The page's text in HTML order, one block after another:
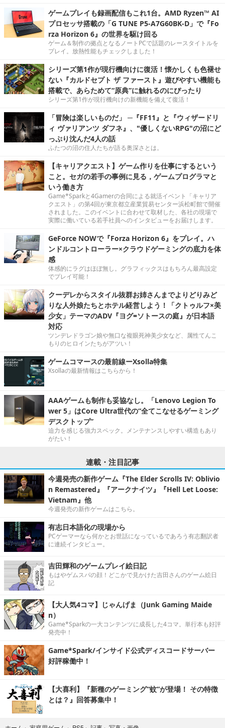
ゲームプレイも録画配信もこれ1台。AMD Ryzen™ AI
プロセッサ搭載の「G TUNE P5-A7G60BK-D」で『Fo
rza Horizon 6』の世界を駆け回る
ゲーム＆制作の拠点となるノートPCで話題のレースタイトルを
プレイ。放熱性能もチェックしました！
シリーズ第1作が現行機向けに復活！懐かしくも色褪せ
ない『カルドセプト ザ ファースト』遊びやすい機能も
搭載で、あらためて“原典”に触れるのにぴったり
シリーズ第1作が現行機向けの新機能を備えて復活！
「冒険は楽しいものだ」 ─『FF11』と『ウィザードリ
ィ ヴァリアンツ ダフネ』、"優しくないRPG"の沼にど
っぷり沈んだ4人の話
ふたつの沼の住人たちが語る奥深さとは。
【キャリアクエスト】ゲーム作りを仕事にするという
こと。セガの若手の事例に見る，ゲームプログラマと
いう働き方
Game*Sparkと4Gamerの合同による就活イベント「キャリア
クエスト」の第4回が東京都立産業貿易センター浜松町館で開催
されました。このイベントに合わせて取材した、各社の現場で
実際に働いている若手社員へのインタビューをお届けします。
GeForce NOWで『Forza Horizon 6』をプレイ。ハ
ンドルコントローラー×クラウドゲーミングの底力を体
感
体感的にラグはほぼ無し。グラフィックスはもちろん最高設定
でプレイ可能！
クーデレからスタイル抜群お姉さんまでよりどりみど
りな人外娘たちとホテル経営しよう！「クトゥルフ×美
少女」テーマのADV『ヨグ=ソトースの庭』が日本語
対応
ツンデレドラゴン娘や無口な複眼死神美少女など、属性てんこ
もりのヒロインたちがアツい！
ゲームコマースの最前線ーXsolla特集
Xsollaの最新情報はこちらから！
AAAゲームも制作も妥協なし。「Lenovo Legion To
wer 5」はCore Ultra世代の“全てこなせるゲーミング
デスクトップ”
迫力を感じる強力スペック。メンテナンスしやすい構造もあり
がたい！
連載・注目記事
今週発売の新作ゲーム『The Elder Scrolls IV: Oblivio
n Remastered』『アークナイツ』『Hell Let Loose:
Vietnam』他
今週発売の新作ゲームはこちら。
有志日本語化の現場から
PCゲーマーなら何かとお世話になっているであろう有志翻訳者
に連続インタビュー。
吉田輝和のゲームプレイ絵日記
もはやゲムスパの顔！どこかで見かけた吉田さんのゲーム絵日
記
【大人気4コマ】じゃんげま（Junk Gaming Maide
n）
Game*Sparkの一大コンテンツに成長した4コマ。単行本も好評
発売中！
Game*Spark/インサイド公式ディスコードサーバー
好評稼働中！
【大喜利】『新種のゲーミング“蚊”が登場！ その特徴
とは？』回答募集中！